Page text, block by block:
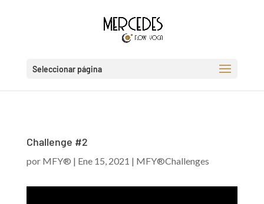
Seleccionar página
Challenge #2
por MFY® | Ene 15, 2021 | MFY®Challenges